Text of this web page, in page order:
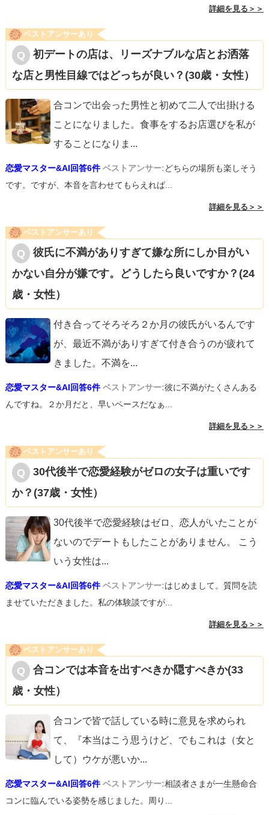
詳細を見る＞＞
ベストアンサーあり
初デートの店は、リーズナブルな店とお洒落
な店と男性目線ではどっちが良い？(30歳・女性）
合コンで出会った男性と初めて二人で出掛ける
ことになりました。食事をするお店選びを私が
することになりま ...
恋愛マスター&AI回答6件 ベストアンサー:どちらの場所も楽しそう
です。ですが、本音を言わせてもらえれば...
詳細を見る＞＞
ベストアンサーあり
彼氏に不満がありすぎて嫌な所にしか目がい
かない自分が嫌です。どうしたら良いですか？(24
歳・女性）
付き合ってそろそろ２か月の彼氏がいるんです
が、最近不満がありすぎて付き合うのが疲れて
きました。不満を...
恋愛マスター&AI回答6件 ベストアンサー:彼に不満がたくさんある
んですね。２か月だと、早いペースだなぁ...
詳細を見る＞＞
ベストアンサーあり
30代後半で恋愛経験がゼロの女子は重いです
か？(37歳・女性）
30代後半で恋愛経験はゼロ、恋人がいたことが
ないのでデートもしたことがありません。 こう
いう女性は...
恋愛マスター&AI回答6件 ベストアンサー:はじめまして。質問を読
ませていただきました。私の体験談ですが...
詳細を見る＞＞
ベストアンサーあり
合コンでは本音を出すべきか隠すべきか(33
歳・女性）
合コンで皆で話している時に意見を求められ
て、『本当はこう思うけど、でもこれは（女と
して）ウケが悪いか...
恋愛マスター&AI回答6件 ベストアンサー:相談者さまが一生懸命合
コンに臨んでいる姿勢を感じました。周り...